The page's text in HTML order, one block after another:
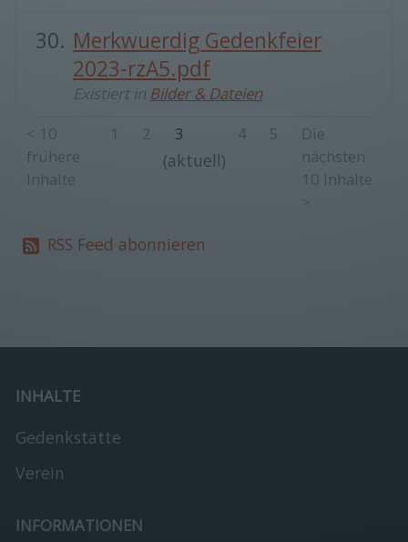
Merkwuerdig Gedenkfeier
2023-rzA5.pdf
Existiert in Bilder & Dateien
< 10
frühere
Inhalte
1 2 3
(aktuell)
4 5
Die
nächsten
10 Inhalte
>
RSS Feed abonnieren
INHALTE
Gedenkstätte
Verein
INFORMATIONEN